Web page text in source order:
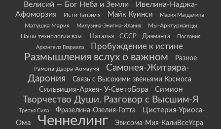
Велисий — Бог Неба и Земли
Ивелина-Наджа-
Афоморзия
Исти-Танзиля Майк Куинси Мария Магдалина
Матушка Мария Милузина-Энигма-Илания
Мы-Арктурианцы.
Наши технологии вам.
Наталья - СССР - Даэманта
Послания
Архангела Гавриила
Пробуждение к истине
Размышления вслух о важном Разное
Рамона-Даэра-Аомаумя
Самонея-Житаяра-
Дарония
Связь с Высокими звеньями Космоса
Сильвиция-Архея- У-СветоБора Симион
Творчество Души. Разговор с Высшим-Я
Третья Сила Фразелина-Озелия-Готта
Цистерия-Уриоса-
Ома
Ченнелинг Эвисома-Мия-КалиВсеУсра